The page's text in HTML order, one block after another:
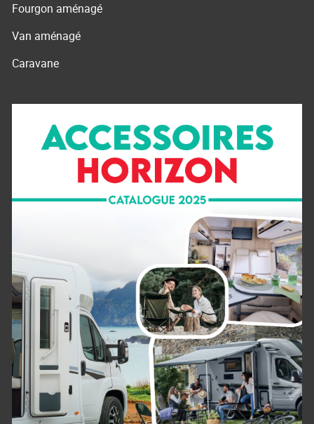
Fourgon aménagé
Van aménagé
Caravane